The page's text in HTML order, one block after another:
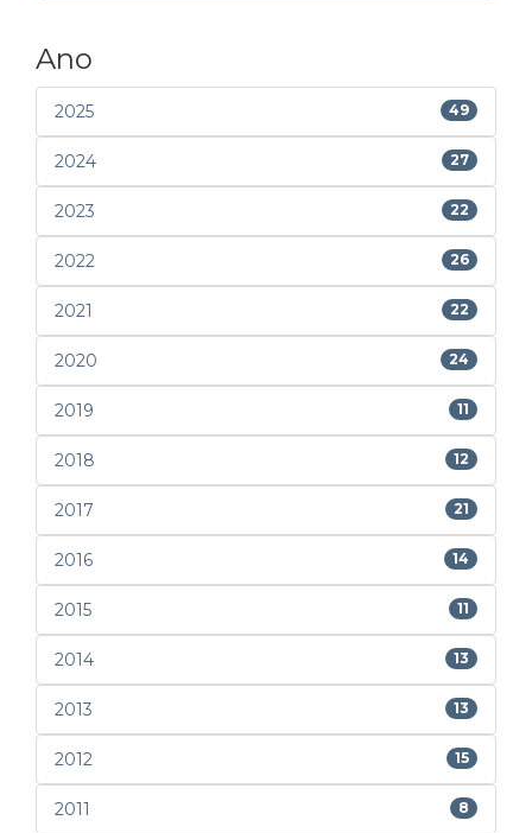
Ano
2025 49
2024 27
2023 22
2022 26
2021 22
2020 24
2019 11
2018 12
2017 21
2016 14
2015 11
2014 13
2013 13
2012 15
2011 8